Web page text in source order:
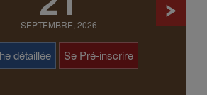
SEPTEMBRE, 2026
détaillée Se Pré-inscrire